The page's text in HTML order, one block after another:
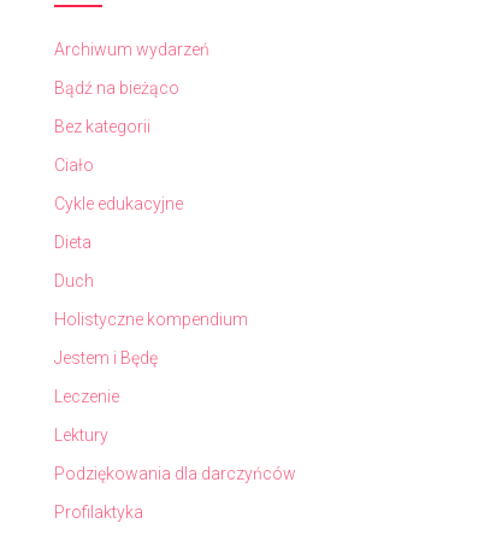
Archiwum wydarzeń
Bądź na bieżąco
Bez kategorii
Ciało
Cykle edukacyjne
Dieta
Duch
Holistyczne kompendium
Jestem i Będę
Leczenie
Lektury
Podziękowania dla darczyńców
Profilaktyka